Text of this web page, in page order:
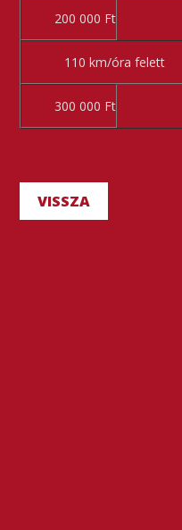
200 000 Ft
110 km/óra felett
300 000 Ft
VISSZA